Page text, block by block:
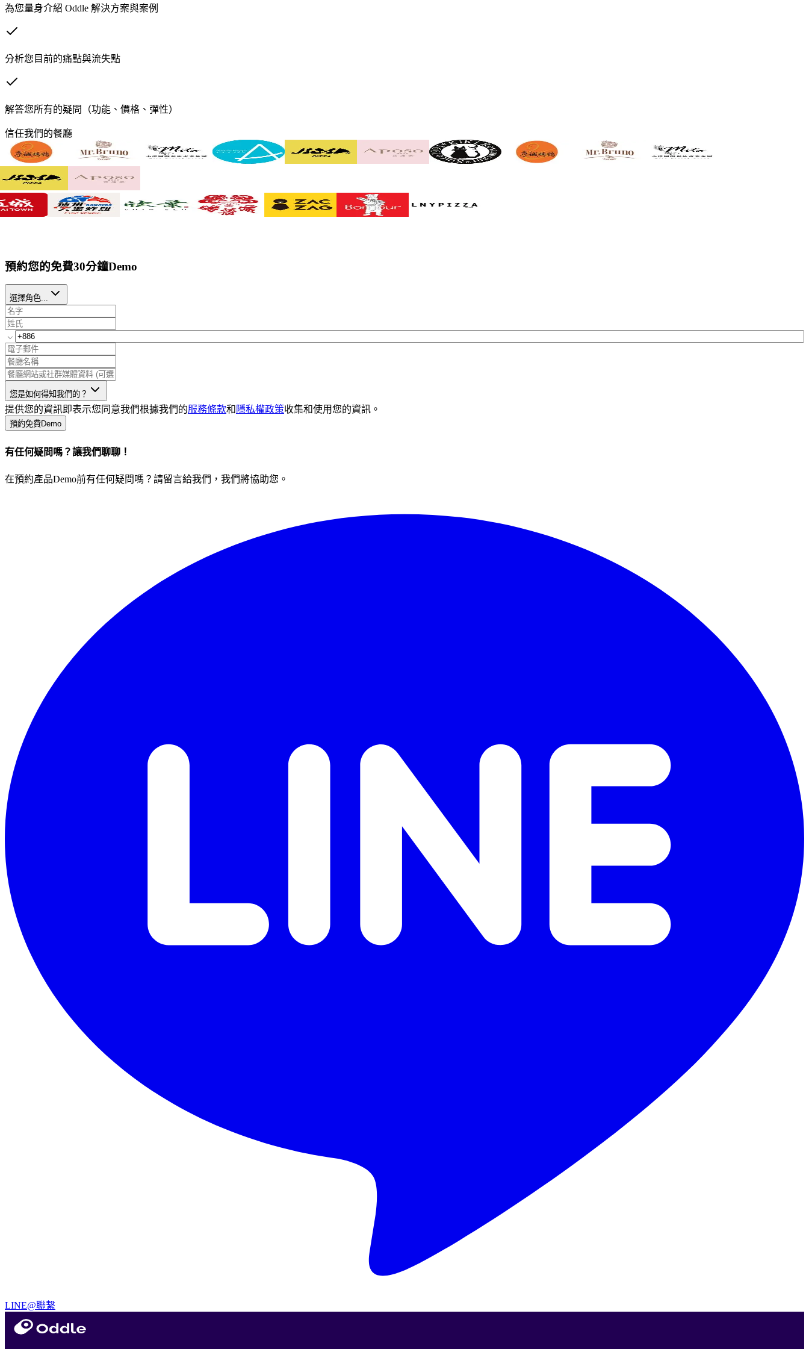
為您量身介紹 Oddle 解決方案與案例
分析您目前的痛點與流失點
解答您所有的疑問（功能、價格、彈性）
信任我們的餐廳
預約您的免費30分鐘Demo
選擇角色...
您是如何得知我們的？
提供您的資訊即表示您同意我們根據我們的服務條款和 隱私權政策收集和使用您的資訊。
預約免費Demo
有任何疑問嗎？讓我們聊聊！
在預約產品Demo前有任何疑問嗎？請留言給我們，我們將協助您。
LINE@聯繫